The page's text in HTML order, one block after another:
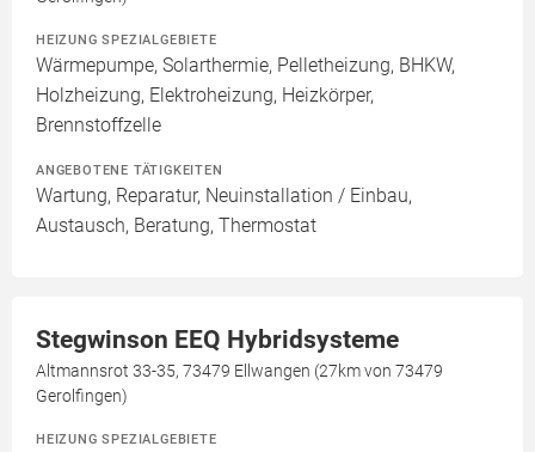
HEIZUNG SPEZIALGEBIETE
Wärmepumpe, Solarthermie, Pelletheizung, BHKW,
Holzheizung, Elektroheizung, Heizkörper,
Brennstoffzelle
ANGEBOTENE TÄTIGKEITEN
Wartung, Reparatur, Neuinstallation / Einbau,
Austausch, Beratung, Thermostat
Stegwinson EEQ Hybridsysteme
Altmannsrot 33-35, 73479 Ellwangen (27km von 73479
Gerolfingen)
HEIZUNG SPEZIALGEBIETE